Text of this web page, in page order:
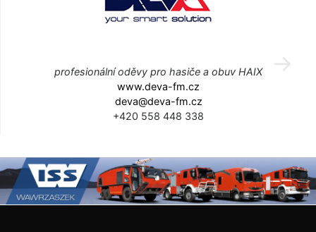
profesionální oděvy pro hasiče a obuv HAIX
www.deva-fm.cz
deva@deva-fm.cz
+420 558 448 338